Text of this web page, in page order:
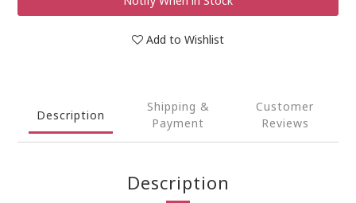
Add to Wishlist
Description
Shipping &
Payment
Customer
Reviews
Description